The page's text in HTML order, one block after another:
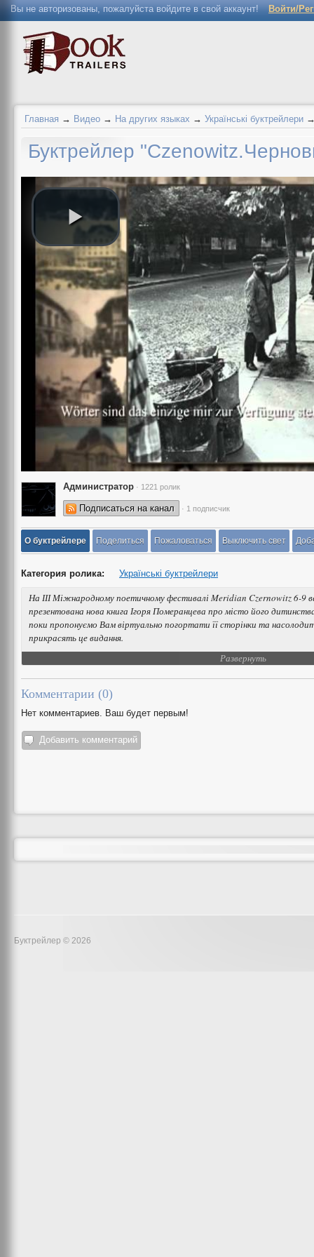
Вы не авторизованы, пожалуйста войдите в свой аккаунт! Войти/
Главная → Видео → На других языках → Українські буктрейлери
Буктрейлер
Администратор · 1221 ролик
Подписаться на канал · 1 подписчик
О буктрейлере Поделиться Пожаловаться Выключить свет
Категория ролика: Українські буктрейлери
На ІІІ Міжнародному поетичному фестивалі Meridian Czernowitz 6-9
презентована нова книга Ігоря Померанцева про місто його
поки пропонуємо Вам віртуально погортати її сторінки та
прикрасять це видання.
Развернуть
Комментарии (0)
Нет комментариев. Ваш будет первым!
Добавить комментарий
Буктрейлер © 2026